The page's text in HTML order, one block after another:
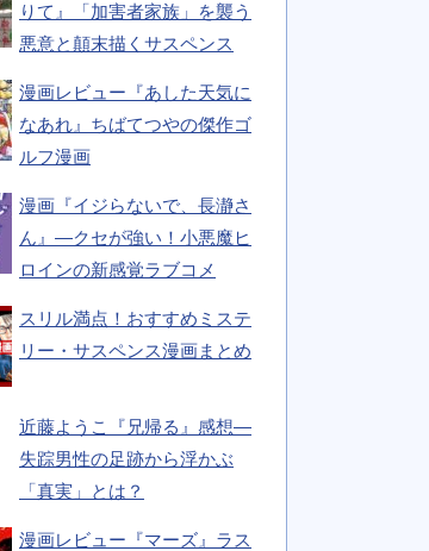
りて』「加害者家族」を襲う
悪意と顛末描くサスペンス
漫画レビュー『あした天気に
なあれ』ちばてつやの傑作ゴ
ルフ漫画
漫画『イジらないで、長瀞さ
ん』―クセが強い！小悪魔ヒ
ロインの新感覚ラブコメ
スリル満点！おすすめミステ
リー・サスペンス漫画まとめ
近藤ようこ『兄帰る』感想―
失踪男性の足跡から浮かぶ
「真実」とは？
漫画レビュー『マーズ』ラス